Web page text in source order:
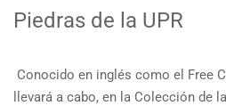
Piedras de la UPR
Conocido en inglés como el Free
llevará a cabo, en la Colección de